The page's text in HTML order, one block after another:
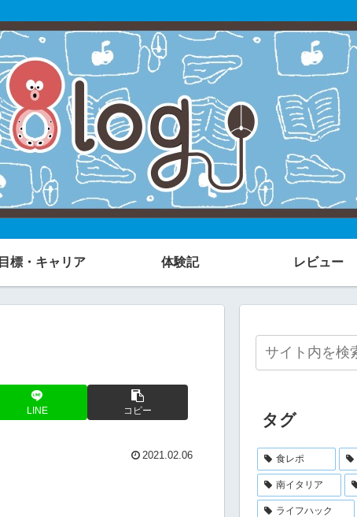
目標・キャリア 体験記 レビュー
LINE コピー
2021.02.06
タグ
食レポ
南イタリア
ライフハック